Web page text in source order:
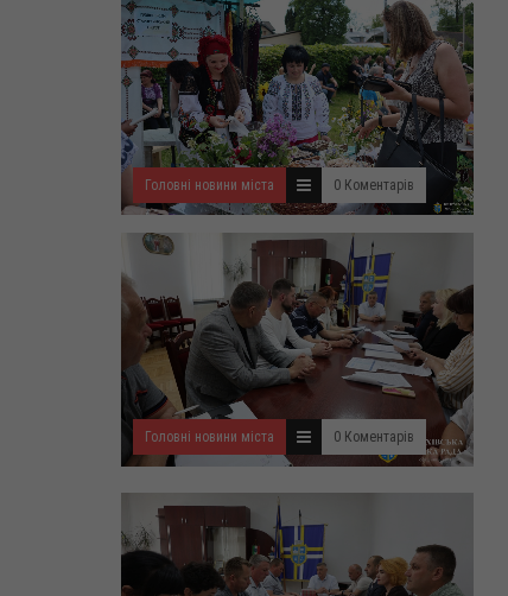
Головні новини міста 0 Коментарів
Головні новини міста 0 Коментарів